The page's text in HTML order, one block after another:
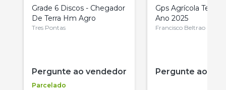
Grade 6 Discos - Chegador
De Terra Hm Agro
Tres Pontas
Pergunte ao vendedor
Parcelado
Gps Agrícola Terris
Ano 2025
Francisco Beltrao
Pergunte ao